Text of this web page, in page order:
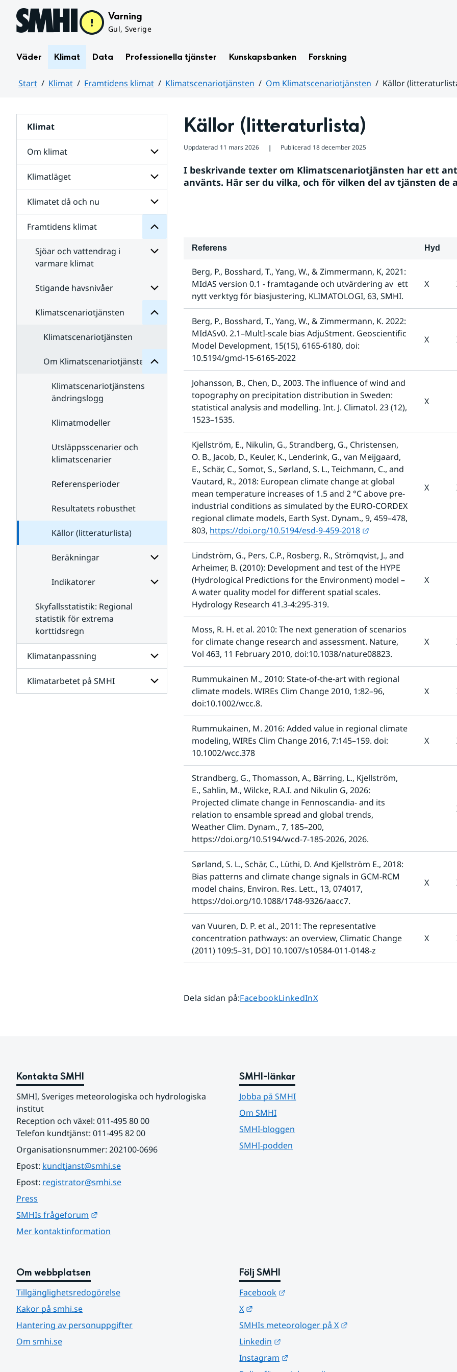
Hoppa till sidans innehåll Varning
Gul, Sverige
Väder Klimat Data Professionella tjänster Kunskapsbanken Forskning
Start Klimat Framtidens klimat Klimatscenariotjänsten Om Klimatscenariotjänsten
Källor
Klimat
Om klimat
Undersidor
för
Om
klimat
Klimatläget
Undersidor
för
Klimatläget
Klimatet då och nu
Undersidor
Klimatet
då
Framtidens klimat
Undersidor
för
Framtidens
klimat
Sjöar och vattendrag i
varmare klimat
för
vattendrag
Stigande havsnivåer
Undersidor
Klimatscenariotjänsten
Undersidor
Klimatscenariotjänsten
Klimatscenariotjänsten
Om Klimatscenariotjänsten
Undersidor
Om
Klimatscenariotjänsten
Klimatscenariotjänstens
ändringslogg
Klimatmodeller
Utsläppsscenarier och
klimatscenarier
Referensperioder
Resultatets robusthet
Källor (litteraturlista)
Beräkningar
Undersidor
Beräkningar
Indikatorer
Skyfallsstatistik: Regional
statistik för extrema
korttidsregn
Klimatanpassning
Undersidor
för
Klimatanpassning
Klimatarbetet på SMHI
Klimatarbetet
Källor (litteraturlista)
Uppdaterad 11 mars 2026 ❘ Publicerad 18 december 2025
I beskrivande texter om Klimatscenariotjänsten har ett
använts. Här ser du vilka, och för vilken del av tjänsten de
Referens Hyd
Berg, P., Bosshard, T., Yang, W., & Zimmermann, K, 2021:
MIdAS version 0.1 - framtagande och utvärdering av  ett
nytt verktyg för biasjustering, KLIMATOLOGI, 63, SMHI.
X
Berg, P., Bosshard, T., Yang, W., & Zimmermann, K. 2022:
MIdASv0. 2.1–MultI-scale bias AdjuStment. Geoscientific
Model Development, 15(15), 6165-6180, doi:
10.5194/gmd-15-6165-2022
X
Johansson, B., Chen, D., 2003. The influence of wind and
topography on precipitation distribution in Sweden:
statistical analysis and modelling. Int. J. Climatol. 23 (12),
1523–1535.
X
Kjellström, E., Nikulin, G., Strandberg, G., Christensen,
O. B., Jacob, D., Keuler, K., Lenderink, G., van Meijgaard,
E., Schär, C., Somot, S., Sørland, S. L., Teichmann, C., and
Vautard, R., 2018: European climate change at global
mean temperature increases of 1.5 and 2 °C above pre-
industrial conditions as simulated by the EURO-CORDEX
regional climate models, Earth Syst. Dynam., 9, 459–478,
803, https://doi.org/10.5194/esd-9-459-2018 Länk till annan
X
Lindström, G., Pers, C.P., Rosberg, R., Strömqvist, J., and
Arheimer, B. (2010): Development and test of the HYPE
(Hydrological Predictions for the Environment) model –
A water quality model for different spatial scales.
Hydrology Research 41.3-4:295-319.
X
Moss, R. H. et al. 2010: The next generation of scenarios
for climate change research and assessment. Nature,
Vol 463, 11 February 2010, doi:10.1038/nature08823.
X
Rummukainen M., 2010: State-of-the-art with regional
climate models. WIREs Clim Change 2010, 1:82–96,
doi:10.1002/wcc.8.
X
Rummukainen, M. 2016: Added value in regional climate
modeling, WIREs Clim Change 2016, 7:145–159. doi:
10.1002/wcc.378
X
Strandberg, G., Thomasson, A., Bärring, L., Kjellström,
E., Sahlin, M., Wilcke, R.A.I. and Nikulin G, 2026:
Projected climate change in Fennoscandia- and its
relation to ensamble spread and global trends,
Weather Clim. Dynam., 7, 185–200,
https://doi.org/10.5194/wcd-7-185-2026, 2026.
Sørland, S. L., Schär, C., Lüthi, D. And Kjellström E., 2018:
Bias patterns and climate change signals in GCM-RCM
model chains, Environ. Res. Lett., 13, 074017,
https://doi.org/10.1088/1748-9326/aacc7.
X
van Vuuren, D. P. et al., 2011: The representative
concentration pathways: an overview, Climatic Change
(2011) 109:5–31, DOI 10.1007/s10584-011-0148-z
X
Dela sidan på:Dela sidan på
FacebookDela sidan på
LinkedInDela sidan på
X
Kontakta SMHI
SMHI, Sveriges meteorologiska och hydrologiska
institut
Reception och växel: 011-495 80 00
Telefon kundtjänst: 011-495 82 00
Organisationsnummer: 202100-0696
Epost: kundtjanst@smhi.se
Epost: registrator@smhi.se
Press
SMHIs frågeforum
Mer kontaktinformation
SMHI-länkar
Jobba på SMHI
Om SMHI
SMHI-bloggen
SMHI-podden
Om webbplatsen
Tillgänglighetsredogörelse
Kakor på smhi.se
Hantering av personuppgifter
Om smhi.se
Följ SMHI
Facebook
X
SMHIs meteorologer på X
Linkedin
Instagram